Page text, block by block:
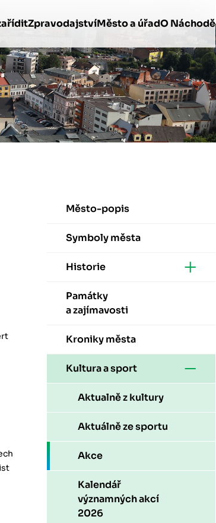
ZpravodajstvíMěsto a úřadO Náchodě
Město-popis
Symboly města
Historie
Památky
a zajímavosti
Kroniky města
Kultura a sport
Aktualně z kultury
Aktuálně ze sportu
Akce
Kalendář
významných akcí
2026